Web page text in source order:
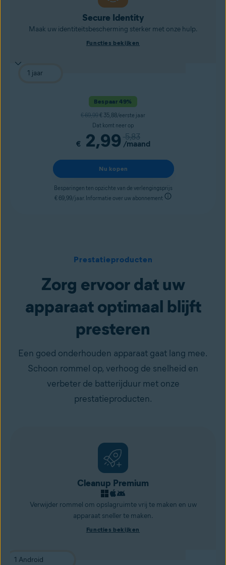
Secure Identity
Maak uw identiteitsbescherming sterker met onze hulp.
Functies bekijken
Bespaar 49%
€ 69,99€ 35,88/eerste jaar
Dat komt neer op
€ 2,99 5,83
/maand
Nu kopen
Besparingen ten opzichte van de verlengingsprijs
€ 69,99/jaar. Informatie over uw abonnement
Prestatieproducten
Zorg ervoor dat uw
apparaat optimaal blijft
presteren
Een goed onderhouden apparaat gaat lang mee.
Schoon rommel op, verhoog de snelheid en
verbeter de batterijduur met onze
prestatieproducten.
Cleanup Premium
Verwijder rommel om opslagruimte vrij te maken en uw
apparaat sneller te maken.
Functies bekijken